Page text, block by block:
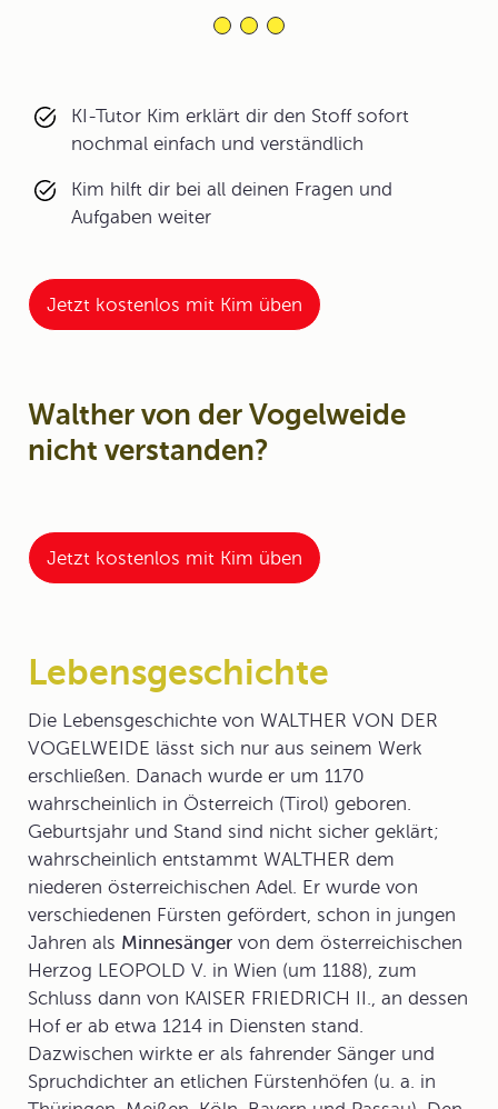
KI-Tutor Kim erklärt dir den Stoff sofort
nochmal einfach und verständlich
Kim hilft dir bei all deinen Fragen und
Aufgaben weiter
Jetzt kostenlos mit Kim üben
Walther von der Vogelweide
nicht verstanden?
Jetzt kostenlos mit Kim üben
Lebensgeschichte
Die Lebensgeschichte von WALTHER VON DER
VOGELWEIDE lässt sich nur aus seinem Werk
erschließen. Danach wurde er um 1170
wahrscheinlich in Österreich (Tirol) geboren.
Geburtsjahr und Stand sind nicht sicher geklärt;
wahrscheinlich entstammt WALTHER dem
niederen österreichischen Adel. Er wurde von
verschiedenen Fürsten gefördert, schon in jungen
Jahren als Minnesänger von dem österreichischen
Herzog LEOPOLD V. in Wien (um 1188), zum
Schluss dann von KAISER FRIEDRICH II., an dessen
Hof er ab etwa 1214 in Diensten stand.
Dazwischen wirkte er als fahrender Sänger und
Spruchdichter an etlichen Fürstenhöfen (u. a. in